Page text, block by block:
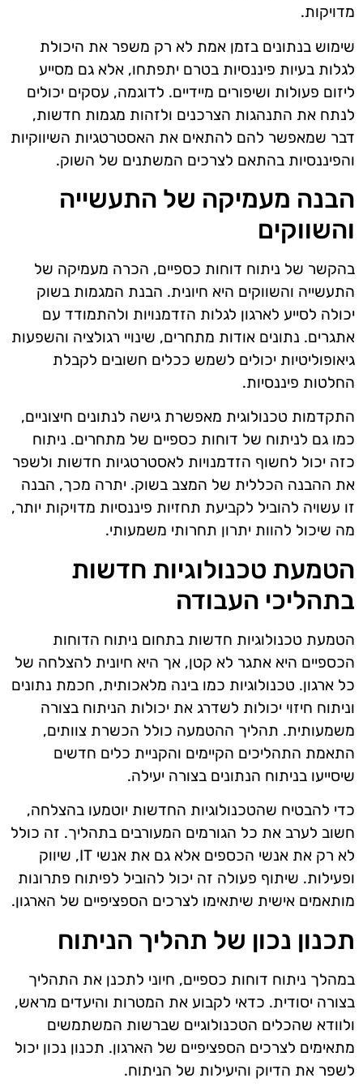
מדויקות.
שימוש בנתונים בזמן אמת לא רק משפר את היכולת
לגלות בעיות פיננסיות בטרם יתפתחו, אלא גם מסייע
ליזום פעולות ושיפורים מיידיים. לדוגמה, עסקים יכולים
לנתח את התנהגות הצרכנים ולזהות מגמות חדשות,
דבר שמאפשר להם להתאים את האסטרטגיות השיווקיות
והפיננסיות בהתאם לצרכים המשתנים של השוק.
הבנה מעמיקה של התעשייה
והשווקים
בהקשר של ניתוח דוחות כספיים, הכרה מעמיקה של
התעשייה והשווקים היא חיונית. הבנת המגמות בשוק
יכולה לסייע לארגון לגלות הזדמנויות ולהתמודד עם
אתגרים. נתונים אודות מתחרים, שינויי רגולציה והשפעות
גיאופוליטיות יכולים לשמש ככלים חשובים לקבלת
החלטות פיננסיות.
התקדמות טכנולוגית מאפשרת גישה לנתונים חיצוניים,
כמו גם לניתוח של דוחות כספיים של מתחרים. ניתוח
כזה יכול לחשוף הזדמנויות לאסטרטגיות חדשות ולשפר
את ההבנה הכללית של המצב בשוק. יתרה מכך, הבנה
זו עשויה להוביל לקביעת תחזיות פיננסיות מדויקות יותר,
מה שיכול להוות יתרון תחרותי משמעותי.
הטמעת טכנולוגיות חדשות
בתהליכי העבודה
הטמעת טכנולוגיות חדשות בתחום ניתוח הדוחות
הכספיים היא אתגר לא קטן, אך היא חיונית להצלחה של
כל ארגון. טכנולוגיות כמו בינה מלאכותית, חכמת נתונים
וניתוח חיזוי יכולות לשדרג את יכולות הניתוח בצורה
משמעותית. תהליך ההטמעה כולל הכשרת צוותים,
התאמת התהליכים הקיימים והקניית כלים חדשים
שיסייעו בניתוח הנתונים בצורה יעילה.
כדי להבטיח שהטכנולוגיות החדשות יוטמעו בהצלחה,
חשוב לערב את כל הגורמים המעורבים בתהליך. זה כולל
לא רק את אנשי הכספים אלא גם את אנשי IT, שיווק
ופעילות. שיתוף פעולה זה יכול להוביל לפיתוח פתרונות
מותאמים אישית שיתאימו לצרכים הספציפיים של הארגון.
תכנון נכון של תהליך הניתוח
במהלך ניתוח דוחות כספיים, חיוני לתכנן את התהליך
בצורה יסודית. כדאי לקבוע את המטרות והיעדים מראש,
ולוודא שהכלים הטכנולוגיים שברשות המשתמשים
מתאימים לצרכים הספציפיים של הארגון. תכנון נכון יכול
לשפר את הדיוק והיעילות של הניתוח.